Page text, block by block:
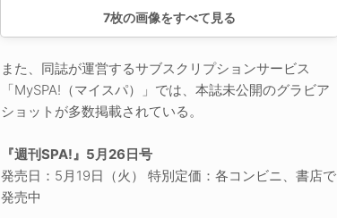
7枚の画像をすべて見る
また、同誌が運営するサブスクリプションサービス
「MySPA!（マイスパ）」では、本誌未公開のグラビア
ショットが多数掲載されている。
『週刊SPA!』5月26日号
発売日：5月19日（火） 特別定価：各コンビニ、書店で
発売中